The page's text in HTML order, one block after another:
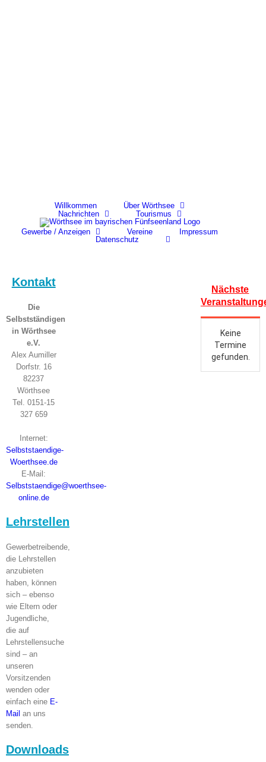
Willkommen
Über Wörthsee
Nachrichten
Tourismus
Gewerbe / Anzeigen Vereine
Impressum
Datenschutz
Kontakt
Die
Selbstständigen
in Wörthsee
e.V.
Alex Aumiller
Dorfstr. 16
82237
Wörthsee
Tel. 0151-15
327 659
Internet:
Selbststaendige-
Woerthsee.de
E-Mail:
Selbststaendige@woerthsee-
online.de
Lehrstellen
Gewerbetreibende,
die Lehrstellen
anzubieten
haben, können
sich – ebenso
wie Eltern oder
Jugendliche,
die auf
Lehrstellensuche
sind – an
unseren
Vorsitzenden
wenden oder
einfach eine E-
Mail an uns
senden.
Downloads
Nächste